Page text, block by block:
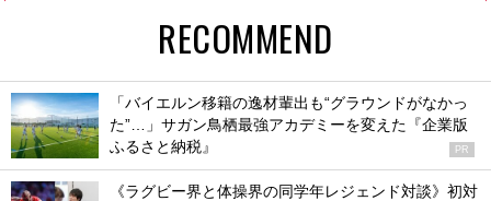
RECOMMEND
「バイエルン移籍の逸材輩出も“グラウンドがなかっ
た”…」サガン鳥栖最強アカデミーを変えた『企業版
ふるさと納税』
PR
《ラグビー界と体操界の同学年レジェンド対談》初対